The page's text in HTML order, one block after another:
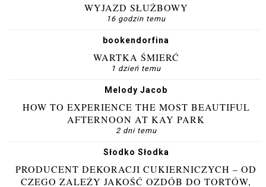
WYJAZD SŁUŻBOWY
16 godzin temu
bookendorfina
WARTKA ŚMIERĆ
1 dzień temu
Melody Jacob
HOW TO EXPERIENCE THE MOST BEAUTIFUL
AFTERNOON AT KAY PARK
2 dni temu
Słodko Słodka
PRODUCENT DEKORACJI CUKIERNICZYCH – OD
CZEGO ZALEŻY JAKOŚĆ OZDÓB DO TORTÓW,